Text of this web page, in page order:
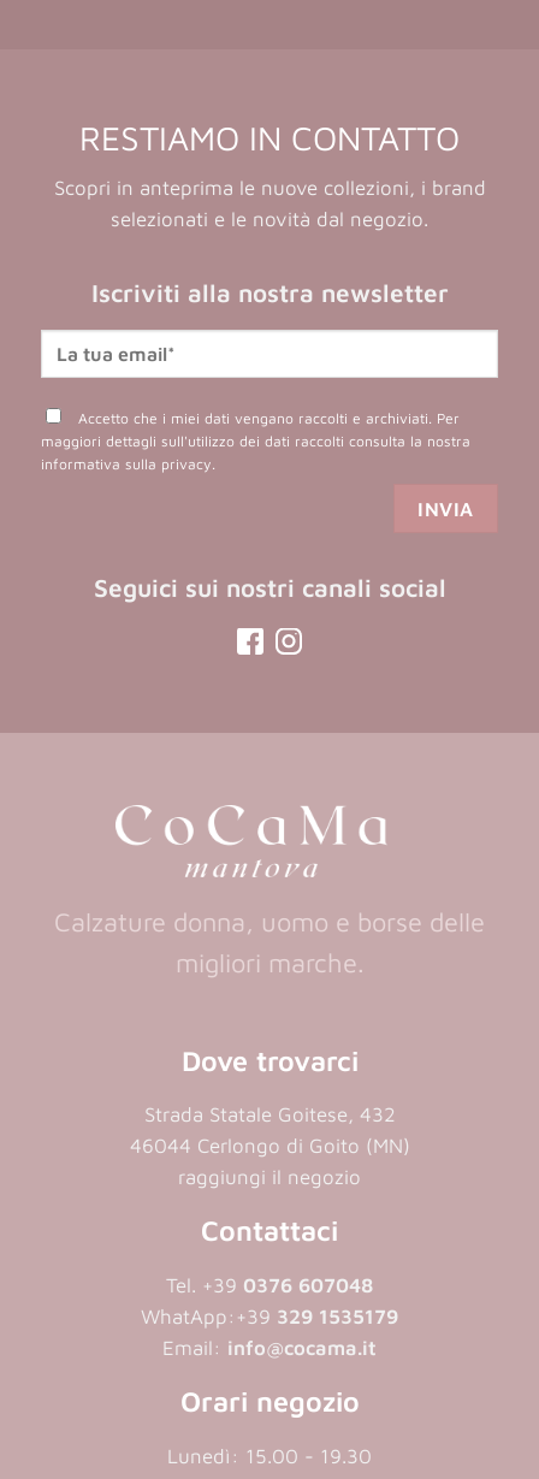
RESTIAMO IN CONTATTO
Scopri in anteprima le nuove collezioni, i brand
selezionati e le novità dal negozio.
Iscriviti alla nostra newsletter
Accetto che i miei dati vengano raccolti e archiviati. Per
maggiori dettagli sull'utilizzo dei dati raccolti consulta la nostra
informativa sulla privacy.
Seguici sui nostri canali social
a
a
Calzature donna, uomo e borse delle
migliori marche.
Dove trovarci
Strada Statale Goitese, 432
46044 Cerlongo di Goito (MN)
raggiungi il negozio
Contattaci
Tel. +39 0376 607048
WhatApp: +39 329 1535179
Email: info@cocama.it
Orari negozio
Lunedì: 15.00 - 19.30